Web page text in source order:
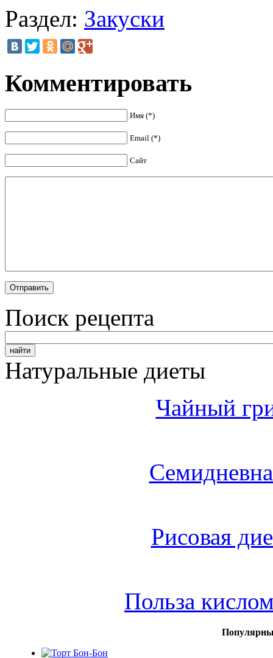
Раздел: Закуски
Комментировать
Имя (*)
Email (*)
Сайт
Поиск рецепта
Натуральные диеты
Чайный
Рисовая
Польза